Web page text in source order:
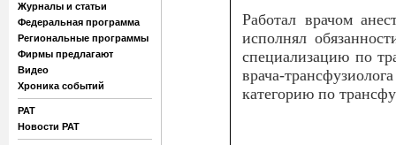
Журналы и статьи
Федеральная программа
Региональные программы
Фирмы предлагают
Видео
Хроника событий
РАТ
Новости РАТ
Работал врачом
исполнял
специализацию по
врача-
категорию по